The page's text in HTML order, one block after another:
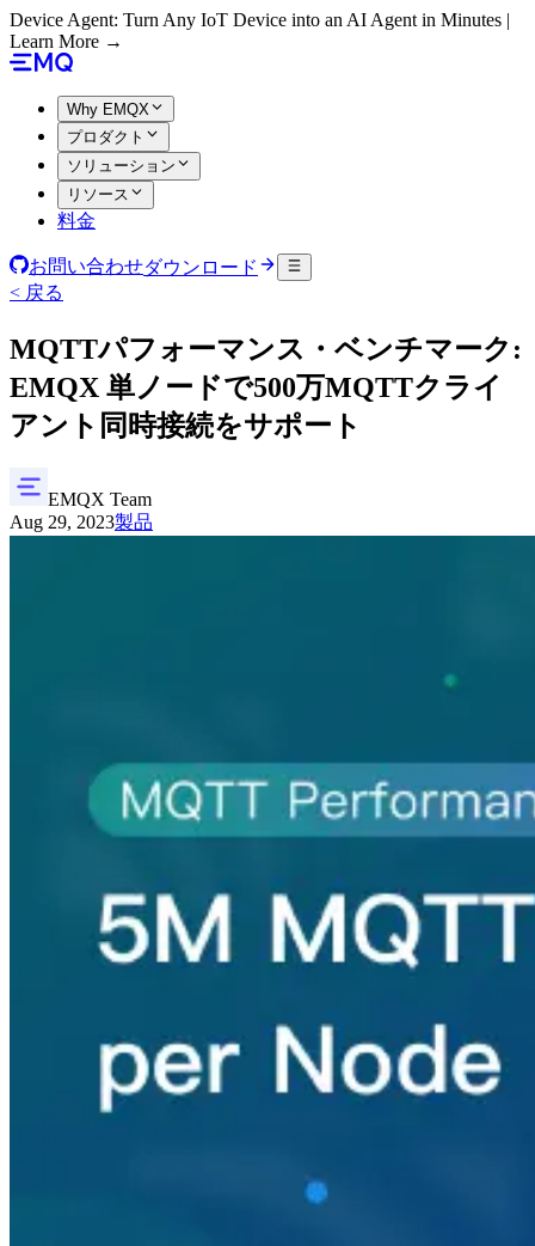
Device Agent: Turn Any IoT Device into an AI Agent in Minutes |
Learn More →
Why EMQX
プロダクト
ソリューション
リソース
料金
お問い合わせダウンロード
< 戻る
MQTTパフォーマンス・ベンチマーク:
EMQX 単ノードで500万MQTTクライ
アント同時接続をサポート
EMQX Team
Aug 29, 2023製品